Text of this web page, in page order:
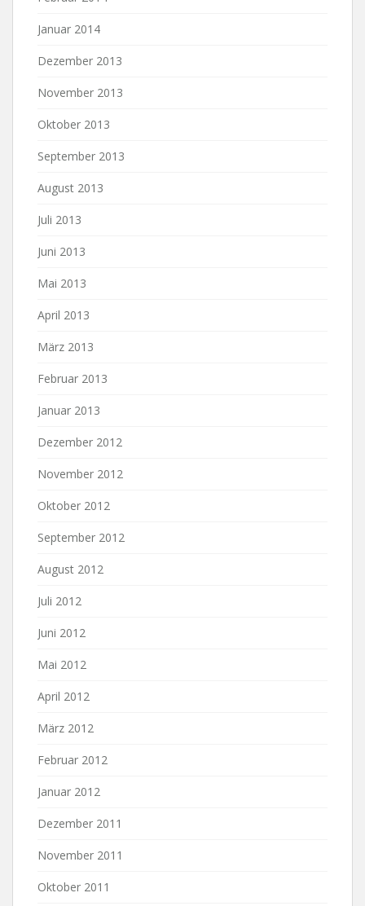
Januar 2014
Dezember 2013
November 2013
Oktober 2013
September 2013
August 2013
Juli 2013
Juni 2013
Mai 2013
April 2013
März 2013
Februar 2013
Januar 2013
Dezember 2012
November 2012
Oktober 2012
September 2012
August 2012
Juli 2012
Juni 2012
Mai 2012
April 2012
März 2012
Februar 2012
Januar 2012
Dezember 2011
November 2011
Oktober 2011